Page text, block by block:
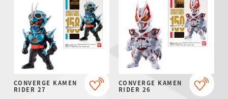
CONVERGE KAMEN
RIDER 27
CONVERGE KAMEN
RIDER 26